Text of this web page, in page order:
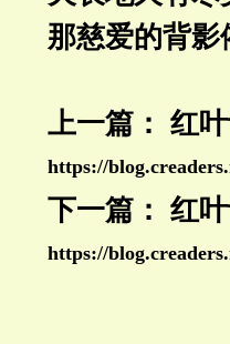
那慈爱的背影
上一篇： 红
https://
下一篇： 红
https://